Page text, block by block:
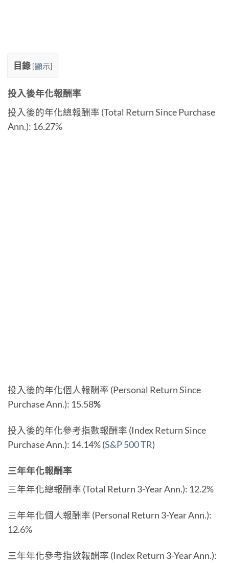
目錄 [顯示]
投入後年化報酬率
投入後的年化總報酬率 (Total Return Since Purchase
Ann.): 16.27%
投入後的年化個人報酬率 (Personal Return Since
Purchase Ann.): 15.58%
投入後的年化參考指數報酬率 (Index Return Since
Purchase Ann.): 14.14% (S&P 500 TR)
三年年化報酬率
三年年化總報酬率 (Total Return 3-Year Ann.): 12.2%
三年年化個人報酬率 (Personal Return 3-Year Ann.):
12.6%
三年年化參考指數報酬率 (Index Return 3-Year Ann.):